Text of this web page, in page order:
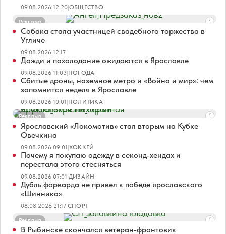
09.08.2026 12:20|ОБЩЕСТВО
Реклама
Собака стала участницей свадебного торжества в
Угличе
09.08.2026 12:17
Дожди и похолодание ожидаются в Ярославле
09.08.2026 11:03|ПОГОДА
Сбитые дроны, наземное метро и «Война и мир»: чем
запомнится неделя в Ярославле
09.08.2026 10:01|ПОЛИТИКА
Реклама
Ярославский «Локомотив» стал вторым на Кубке
Овечкина
09.08.2026 09:01|ХОККЕЙ
Почему я покупаю одежду в секонд-хендах и
перестала этого стесняться
09.08.2026 07:01|ДИЗАЙН
Дубль форварда не привел к победе ярославского
«Шинника»
08.08.2026 21:17|СПОРТ
Реклама
В Рыбинске скончался ветеран-фронтовик